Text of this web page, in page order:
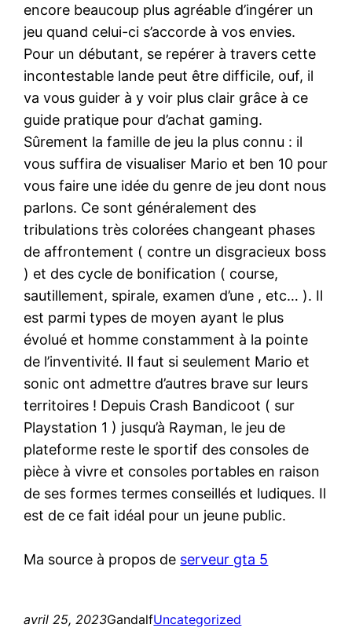
encore beaucoup plus agréable d’ingérer un
jeu quand celui-ci s’accorde à vos envies.
Pour un débutant, se repérer à travers cette
incontestable lande peut être difficile, ouf, il
va vous guider à y voir plus clair grâce à ce
guide pratique pour d’achat gaming.
Sûrement la famille de jeu la plus connu : il
vous suffira de visualiser Mario et ben 10 pour
vous faire une idée du genre de jeu dont nous
parlons. Ce sont généralement des
tribulations très colorées changeant phases
de affrontement ( contre un disgracieux boss
) et des cycle de bonification ( course,
sautillement, spirale, examen d’une , etc… ). Il
est parmi types de moyen ayant le plus
évolué et homme constamment à la pointe
de l’inventivité. Il faut si seulement Mario et
sonic ont admettre d’autres brave sur leurs
territoires ! Depuis Crash Bandicoot ( sur
Playstation 1 ) jusqu’à Rayman, le jeu de
plateforme reste le sportif des consoles de
pièce à vivre et consoles portables en raison
de ses formes termes conseillés et ludiques. Il
est de ce fait idéal pour un jeune public.
Ma source à propos de serveur gta 5
avril 25, 2023GandalfUncategorized